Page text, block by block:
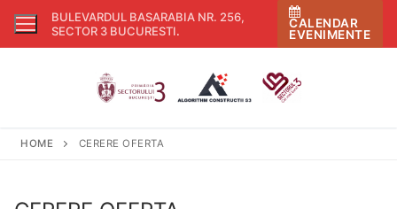
Skip
BULEVARDUL BASARABIA NR. 256,
SECTOR 3 BUCURESTI.
CALENDAR
EVENIMENTE
HOME CERERE OFERTA